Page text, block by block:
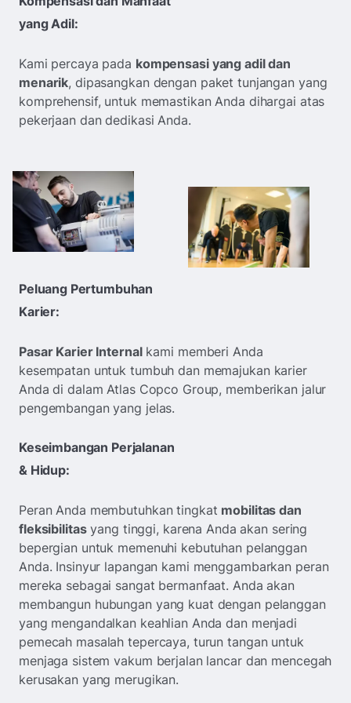
yang Adil:
Kami percaya pada kompensasi yang adil dan
menarik, dipasangkan dengan paket tunjangan yang
komprehensif, untuk memastikan Anda dihargai atas
pekerjaan dan dedikasi Anda.
Peluang Pertumbuhan
Karier:
Pasar Karier Internalkami memberi Anda
kesempatan untuk tumbuh dan memajukan karier
Anda di dalam Atlas Copco Group, memberikan jalur
pengembangan yang jelas.
Keseimbangan Perjalanan
& Hidup:
Peran Anda membutuhkan tingkat mobilitas dan
fleksibilitasyang tinggi, karena Anda akan sering
bepergian untuk memenuhi kebutuhan pelanggan
Anda. Insinyur lapangan kami menggambarkan peran
mereka sebagai sangat bermanfaat. Anda akan
membangun hubungan yang kuat dengan pelanggan
yang mengandalkan keahlian Anda dan menjadi
pemecah masalah tepercaya, turun tangan untuk
menjaga sistem vakum berjalan lancar dan mencegah
kerusakan yang merugikan.